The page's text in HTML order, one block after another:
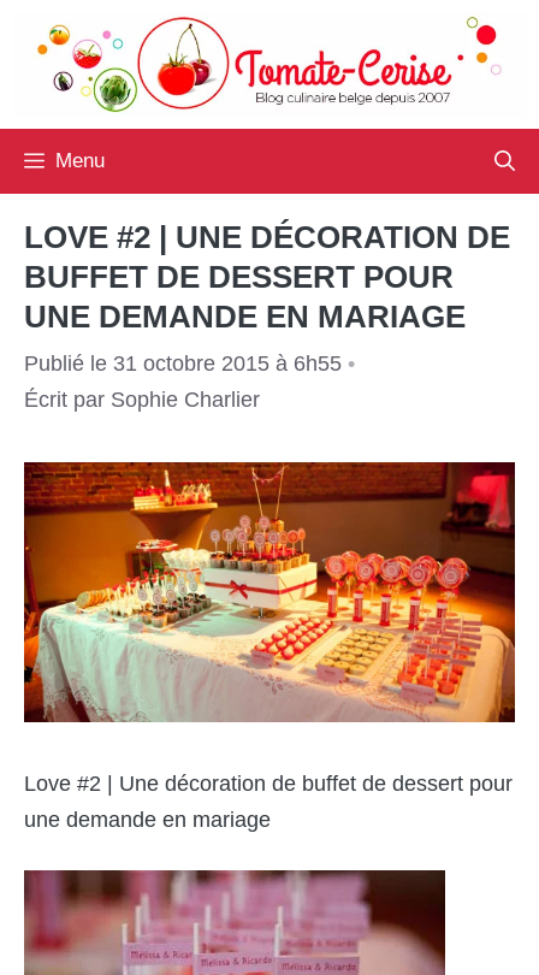
contenu
Menu
LOVE #2 | UNE DÉCORATION DE
BUFFET DE DESSERT POUR
UNE DEMANDE EN MARIAGE
Publié le 31 octobre 2015 à 6h55 •
Écrit par Sophie Charlier
Love #2 | Une décoration de buffet de dessert pour
une demande en mariage